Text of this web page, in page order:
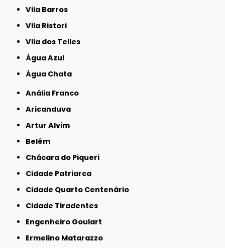
Vila Barros
Vila Ristori
Vila dos Telles
Água Azul
Água Chata
Anália Franco
Aricanduva
Artur Alvim
Belém
Chácara do Piqueri
Cidade Patriarca
Cidade Quarto Centenário
Cidade Tiradentes
Engenheiro Goulart
Ermelino Matarazzo